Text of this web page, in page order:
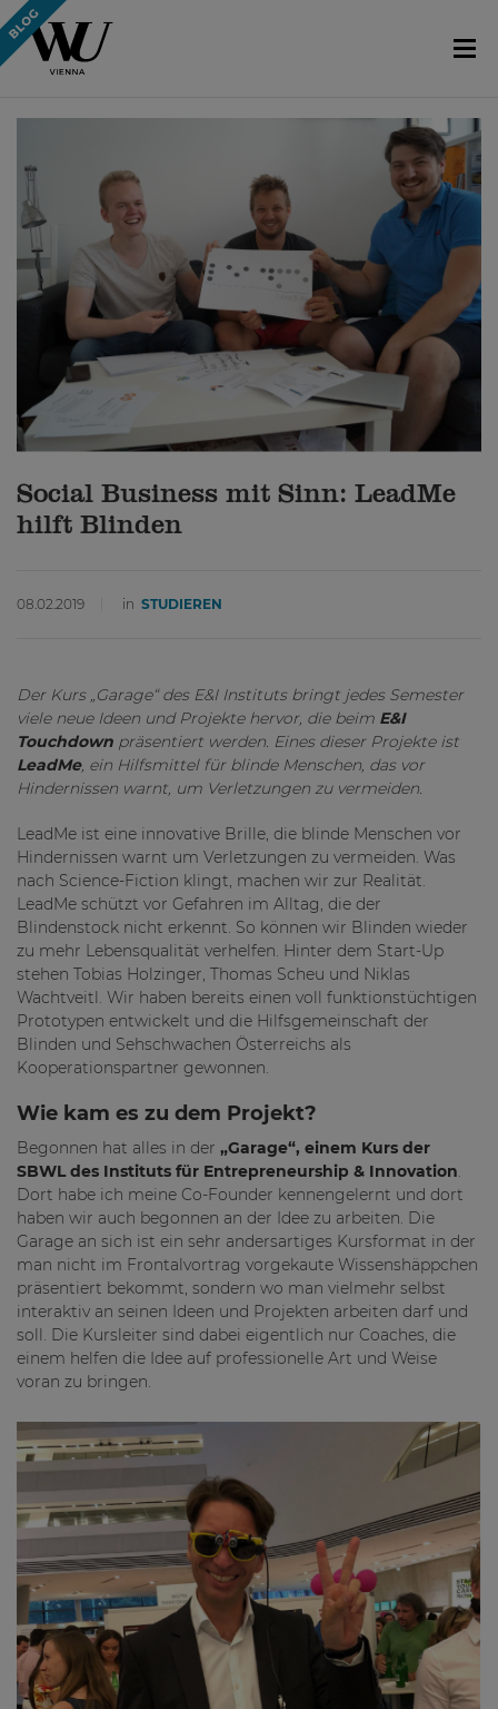
Social Business mit Sinn: LeadMe
hilft Blinden
08.02.2019 in STUDIEREN
Der Kurs „Garage“ des E&I Instituts bringt jedes Semester
viele neue Ideen und Projekte hervor, die beim E&I
Touchdown präsentiert werden. Eines dieser Projekte ist
LeadMe, ein Hilfsmittel für blinde Menschen, das vor
Hindernissen warnt, um Verletzungen zu vermeiden.
LeadMe ist eine innovative Brille, die blinde Menschen vor
Hindernissen warnt um Verletzungen zu vermeiden. Was
nach Science-Fiction klingt, machen wir zur Realität.
LeadMe schützt vor Gefahren im Alltag, die der
Blindenstock nicht erkennt. So können wir Blinden wieder
zu mehr Lebensqualität verhelfen. Hinter dem Start-Up
stehen Tobias Holzinger, Thomas Scheu und Niklas
Wachtveitl. Wir haben bereits einen voll funktionstüchtigen
Prototypen entwickelt und die Hilfsgemeinschaft der
Blinden und Sehschwachen Österreichs als
Kooperationspartner gewonnen.
Wie kam es zu dem Projekt?
Begonnen hat alles in der „Garage“, einem Kurs der
SBWL des Instituts für Entrepreneurship & Innovation.
Dort habe ich meine Co-Founder kennengelernt und dort
haben wir auch begonnen an der Idee zu arbeiten. Die
Garage an sich ist ein sehr andersartiges Kursformat in der
man nicht im Frontalvortrag vorgekaute Wissenshäppchen
präsentiert bekommt, sondern wo man vielmehr selbst
interaktiv an seinen Ideen und Projekten arbeiten darf und
soll. Die Kursleiter sind dabei eigentlich nur Coaches, die
einem helfen die Idee auf professionelle Art und Weise
voran zu bringen.